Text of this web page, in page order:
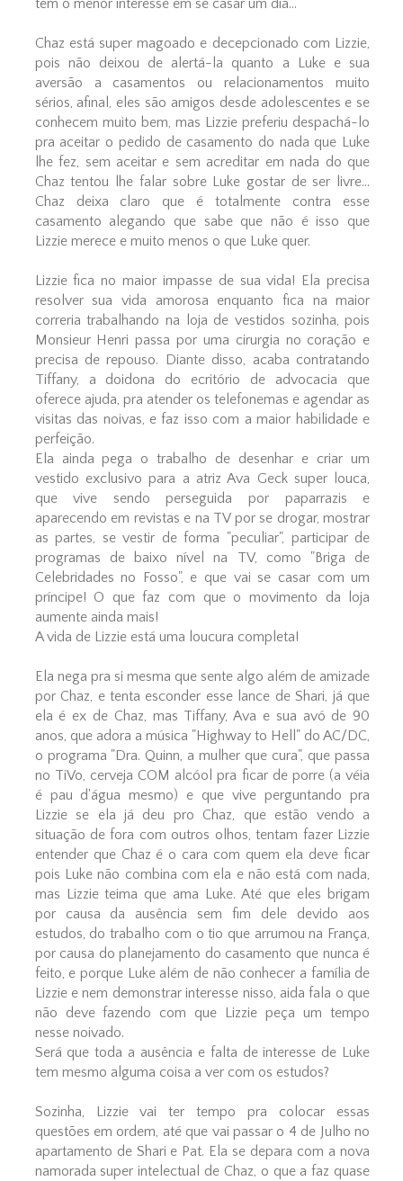
tem o menor interesse em se casar um dia...
Chaz está super magoado e decepcionado com Lizzie,
pois não deixou de alertá-la quanto a Luke e sua
aversão a casamentos ou relacionamentos muito
sérios, afinal, eles são amigos desde adolescentes e se
conhecem muito bem, mas Lizzie preferiu despachá-lo
pra aceitar o pedido de casamento do nada que Luke
lhe fez, sem aceitar e sem acreditar em nada do que
Chaz tentou lhe falar sobre Luke gostar de ser livre...
Chaz deixa claro que é totalmente contra esse
casamento alegando que sabe que não é isso que
Lizzie merece e muito menos o que Luke quer.
Lizzie fica no maior impasse de sua vida! Ela precisa
resolver sua vida amorosa enquanto fica na maior
correria trabalhando na loja de vestidos sozinha, pois
Monsieur Henri passa por uma cirurgia no coração e
precisa de repouso. Diante disso, acaba contratando
Tiffany, a doidona do ecritório de advocacia que
oferece ajuda, pra atender os telefonemas e agendar as
visitas das noivas, e faz isso com a maior habilidade e
perfeição.
Ela ainda pega o trabalho de desenhar e criar um
vestido exclusivo para a atriz Ava Geck super louca,
que vive sendo perseguida por paparrazis e
aparecendo em revistas e na TV por se drogar, mostrar
as partes, se vestir de forma "peculiar", participar de
programas de baixo nível na TV, como "Briga de
Celebridades no Fosso", e que vai se casar com um
príncipe! O que faz com que o movimento da loja
aumente ainda mais!
A vida de Lizzie está uma loucura completa!
Ela nega pra si mesma que sente algo além de amizade
por Chaz, e tenta esconder esse lance de Shari, já que
ela é ex de Chaz, mas Tiffany, Ava e sua avó de 90
anos, que adora a música "Highway to Hell" do AC/DC,
o programa "Dra. Quinn, a mulher que cura", que passa
no TiVo, cerveja COM alcóol pra ficar de porre (a véia
é pau d'água mesmo) e que vive perguntando pra
Lizzie se ela já deu pro Chaz, que estão vendo a
situação de fora com outros olhos, tentam fazer Lizzie
entender que Chaz é o cara com quem ela deve ficar
pois Luke não combina com ela e não está com nada,
mas Lizzie teima que ama Luke. Até que eles brigam
por causa da ausência sem fim dele devido aos
estudos, do trabalho com o tio que arrumou na França,
por causa do planejamento do casamento que nunca é
feito, e porque Luke além de não conhecer a família de
Lizzie e nem demonstrar interesse nisso, aida fala o que
não deve fazendo com que Lizzie peça um tempo
nesse noivado.
Será que toda a ausência e falta de interesse de Luke
tem mesmo alguma coisa a ver com os estudos?
Sozinha, Lizzie vai ter tempo pra colocar essas
questões em ordem, até que vai passar o 4 de Julho no
apartamento de Shari e Pat. Ela se depara com a nova
namorada super intelectual de Chaz, o que a faz quase